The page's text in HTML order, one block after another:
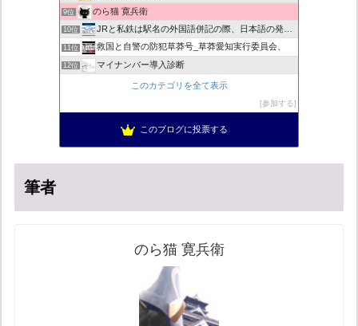
9位 のら猫 寛兵衛
10位 JRと私鉄は駅名の外国語併記の際、日本語の発音/…
11位 救国と自警の防犯草莽号_草莽愛知実行委員会、
12位 マイナンバー導入診断
ヨウイチとウサコの常識がひっくり返る消費税
日本の覚醒
このカテゴリを全て表示
参加する
このブログに投票する
筆者
のら猫 寛兵衛